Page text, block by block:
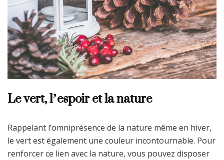
Le vert, l’espoir et la nature
Rappelant l’omniprésence de la nature même en hiver,
le vert est également une couleur incontournable. Pour
renforcer ce lien avec la nature, vous pouvez disposer